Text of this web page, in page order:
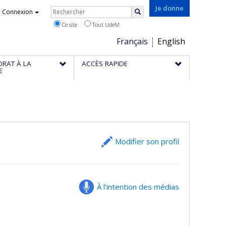
Je donne
Choix
de
la
Français English
Connexion Rechercher
Ce site Tout UdeM
À LA ACCÈS RAPIDE
Modifier son profil
À l’intention des médias